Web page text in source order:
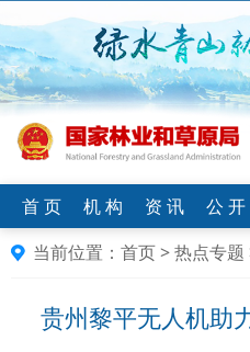
首 页 机 构 资 讯 公 开
当前位置： 首页>热点专题
贵州黎平无人机助